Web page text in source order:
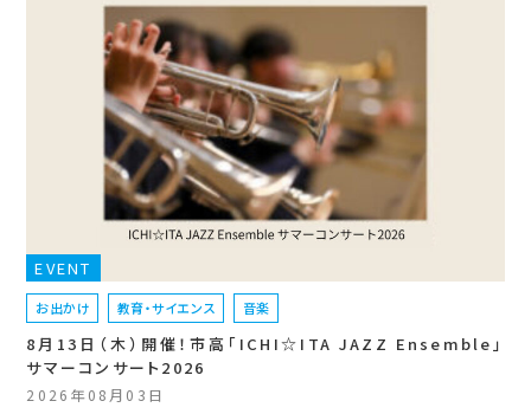
EVENT
お出かけ 教育・サイエンス 音楽
8月13日（木）開催！市高「ICHI☆ITA JAZZ Ensemble」
サマーコンサート2026
2026年08月03日